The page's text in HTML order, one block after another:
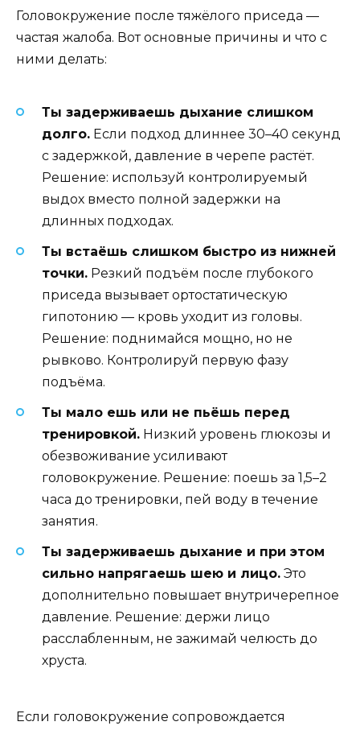
Головокружение после тяжёлого приседа —
частая жалоба. Вот основные причины и что с
ними делать:
Ты задерживаешь дыхание слишком
долго. Если подход длиннее 30–40 секунд
с задержкой, давление в черепе растёт.
Решение: используй контролируемый
выдох вместо полной задержки на
длинных подходах.
Ты встаёшь слишком быстро из нижней
точки. Резкий подъём после глубокого
приседа вызывает ортостатическую
гипотонию — кровь уходит из головы.
Решение: поднимайся мощно, но не
рывково. Контролируй первую фазу
подъёма.
Ты мало ешь или не пьёшь перед
тренировкой. Низкий уровень глюкозы и
обезвоживание усиливают
головокружение. Решение: поешь за 1,5–2
часа до тренировки, пей воду в течение
занятия.
Ты задерживаешь дыхание и при этом
сильно напрягаешь шею и лицо. Это
дополнительно повышает внутричерепное
давление. Решение: держи лицо
расслабленным, не зажимай челюсть до
хруста.
Если головокружение сопровождается